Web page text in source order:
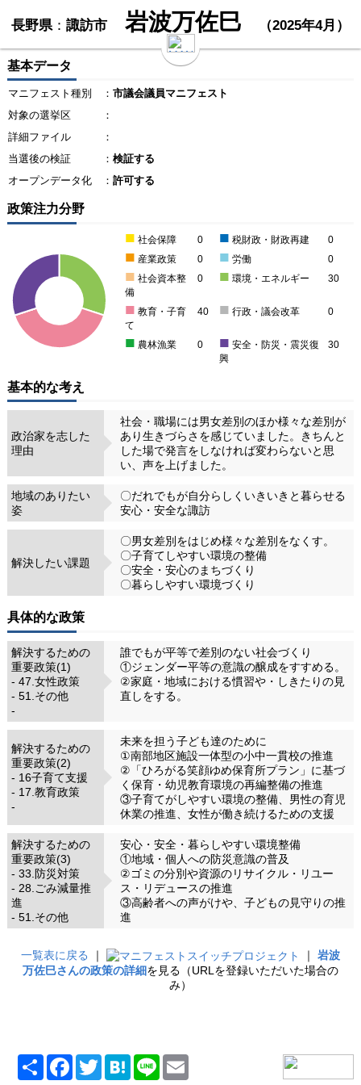
長野県： 諏訪市 岩波万佐巳 （2025年4月）
基本データ
マニフェスト種別 ： 市議会議員マニフェスト
対象の選挙区
：
詳細ファイル
：
当選後の検証
： 検証する
オープンデータ化
： 許可する
政策注力分野
■ 社会保障 0 ■ 税財政・財政再建 0
■ 産業政策 0 ■ 労働 0
■ 社会資本整
備
0 ■ 環境・エネルギー 30
■ 教育・子育
て
40 ■ 行政・議会改革 0
■ 農林漁業 0 ■ 安全・防災・震災復
興
30
基本的な考え
政治家を志した
理由
社会・職場には男女差別のほか様々な差別が
あり生きづらさを感じていました。きちんと
した場で発言をしなければ変わらないと思
い、声を上げました。
地域のありたい
姿
〇だれでもが自分らしくいきいきと暮らせる
安心・安全な諏訪
解決したい課題
〇男女差別をはじめ様々な差別をなくす。
〇子育てしやすい環境の整備
〇安全・安心のまちづくり
〇暮らしやすい環境づくり
具体的な政策
解決するための
重要政策(1)
- 47.女性政策
- 51.その他
-
誰でもが平等で差別のない社会づくり
①ジェンダー平等の意識の醸成をすすめる。
②家庭・地域における慣習や・しきたりの見
直しをする。
解決するための
重要政策(2)
- 16子育て支援
- 17.教育政策
-
未来を担う子ども達のために
①南部地区施設一体型の小中一貫校の推進
②「ひろがる笑顔ゆめ保育所プラン」に基づ
く保育・幼児教育環境の再編整備の推進
③子育てがしやすい環境の整備、男性の育児
休業の推進、女性が働き続けるための支援
解決するための
重要政策(3)
- 33.防災対策
- 28.ごみ減量推
進
- 51.その他
安心・安全・暮らしやすい環境整備
①地域・個人への防災意識の普及
②ゴミの分別や資源のリサイクル・リユー
ス・リデュースの推進
③高齢者への声がけや、子どもの見守りの推
進
一覧表に戻る ｜ ｜ 岩波
万佐巳さんの政策の詳細を見る（URLを登録いただいた場合の
み）
共
有
Facebook
TwitterHatenaLine